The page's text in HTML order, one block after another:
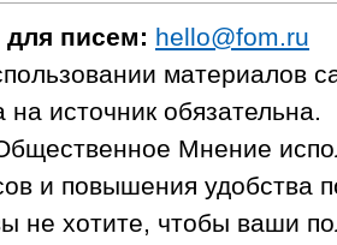
для писем: hello@fom.ru
материалов
на источник обязательна.
Мнение
и повышения удобства
не хотите, чтобы ваши